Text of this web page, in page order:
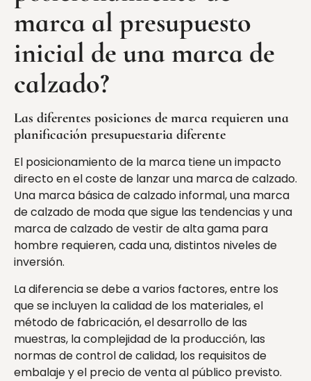
marca al presupuesto
inicial de una marca de
calzado?
Las diferentes posiciones de marca requieren una
planificación presupuestaria diferente
El posicionamiento de la marca tiene un impacto
directo en el coste de lanzar una marca de calzado.
Una marca básica de calzado informal, una marca
de calzado de moda que sigue las tendencias y una
marca de calzado de vestir de alta gama para
hombre requieren, cada una, distintos niveles de
inversión.
La diferencia se debe a varios factores, entre los
que se incluyen la calidad de los materiales, el
método de fabricación, el desarrollo de las
muestras, la complejidad de la producción, las
normas de control de calidad, los requisitos de
embalaje y el precio de venta al público previsto.